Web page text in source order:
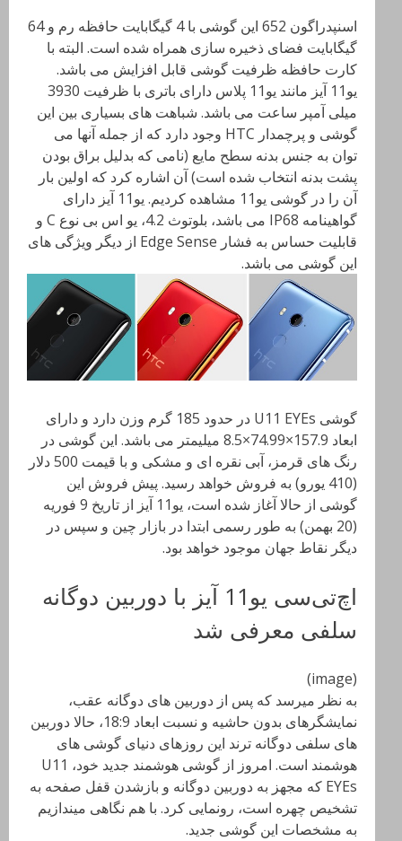
اسنپدراگون 652 این گوشی با 4 گیگابایت حافظه رم و 64
گیگابایت فضای ذخیره سازی همراه شده است. البته با
کارت حافظه ظرفیت گوشی قابل افزایش می باشد.
یو11 آیز مانند یو11 پلاس دارای باتری با ظرفیت 3930
میلی آمپر ساعت می باشد. شباهت های بسیاری بین این
گوشی و پرچمدار HTC وجود دارد که از جمله آنها می
توان به جنس بدنه سطح مایع (نامی که بدلیل براق بودن
پشت بدنه انتخاب شده است) آن اشاره کرد که اولین بار
آن را در گوشی یو11 مشاهده کردیم. یو11 آیز دارای
گواهینامه IP68 می باشد، بلوتوث 4.2، یو اس بی نوع C و
قابلیت حساس به فشار Edge Sense از دیگر ویژگی های
این گوشی می باشد.
گوشی U11 EYEs
در حدود 185 گرم وزن دارد و دارای
ابعاد
157.9×74.99×8.5 میلیمتر می باشد. این گوشی در
رنگ های قرمز، آبی نقره ای و مشکی و با قیمت 500 دلار
(410 یورو) به فروش خواهد رسید. پیش فروش این
گوشی از حالا آغاز شده است، یو11 آیز از تاریخ 9 فوریه
(20 بهمن) به طور رسمی ابتدا در بازار چین و سپس در
دیگر نقاط جهان موجود خواهد بود.
اچ‌تی‌سی یو11 آیز با دوربین دوگانه
سلفی معرفی شد
(image)
به نظر میرسد که پس از دوربین های دوگانه عقب،
نمایشگرهای بدون حاشیه و نسبت ابعاد 18:9، حالا دوربین
های سلفی دوگانه ترند این روزهای دنیای گوشی های
هوشمند است. امروز از گوشی هوشمند جدید خود، U11
EYEs که مجهز به دوربین دوگانه و بازشدن قفل صفحه به
تشخیص چهره است، رونمایی کرد. با هم نگاهی میندازیم
به مشخصات این گوشی جدید.